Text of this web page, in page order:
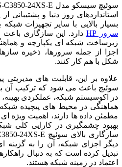
استانداردهای روز دنیا و پشتیبانی
بسیار بالایی با سایر تجهیزات
سرور HP
دارد. این سازگاری باعث
زیرساخت شبکه ای یکپارچه و
اجزا از جمله سرورها، ذخیره
شکل با هم کار کنند.
علاوه بر این، قابلیت های مدیریتی
در اکوسیستم شبکه، عملکردی بهینه،
هماهنگی در محیط های پیچیده شبکه
مطمئن داده ها دارند، اهمیت ویژه
بهبود چشمگیری در کارایی کلی
سازگاری بالای سوئیچ WS-C3850-24XS-E با
دیگر اجزای شبکه، آن را به گزینه
تبدیل کرده است که به دنبال
اعتماد در زمینه شبکه هستند.